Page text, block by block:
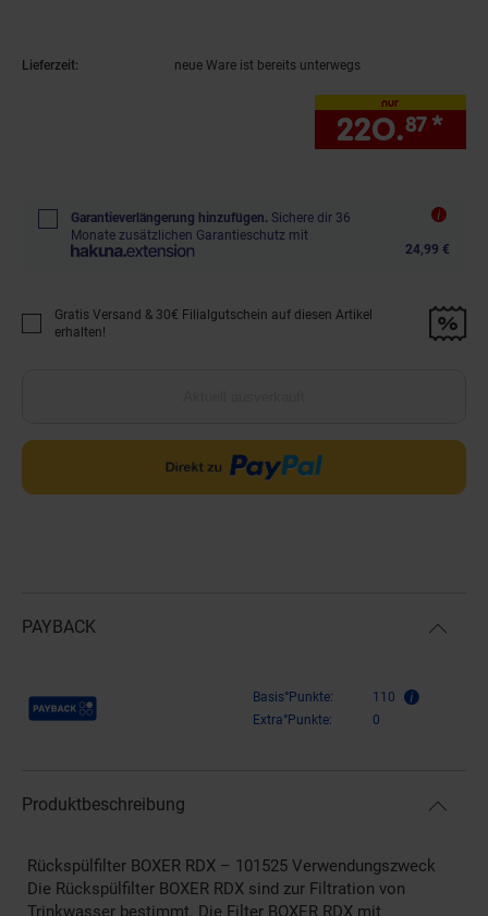
Lieferzeit: neue Ware ist bereits unterwegs
nur
220.87 *
Garantieverlängerung hinzufügen. Sichere dir 36
Monate zusätzlichen Garantieschutz mit
24,99 €
Promotion "Gratis Versand &amp; 30€ Filialgutschein auf diesen Artikel
Gratis Versand & 30€ Filialgutschein auf diesen Artikel
erhalten!
PAYBACK
Payback Punkte Basis°Punkte:
110
Extra°Punkte:
0
Produktbeschreibung
Rückspülfilter BOXER RDX – 101525 Verwendungszweck
Die Rückspülfilter BOXER RDX sind zur Filtration von
Trinkwasser bestimmt. Die Filter BOXER RDX mit